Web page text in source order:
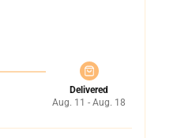
Delivered
Aug. 11 - Aug. 18